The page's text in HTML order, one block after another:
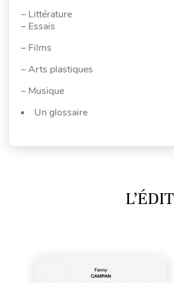
– Littérature
– Essais
– Films
– Arts plastiques
– Musique
Un glossaire